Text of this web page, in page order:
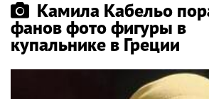
Камила Кабельо
фанов фото фигуры в
купальнике в Греции